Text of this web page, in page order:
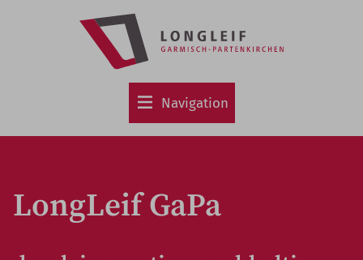
Hauptinhalt
Navigation
LongLeif GaPa